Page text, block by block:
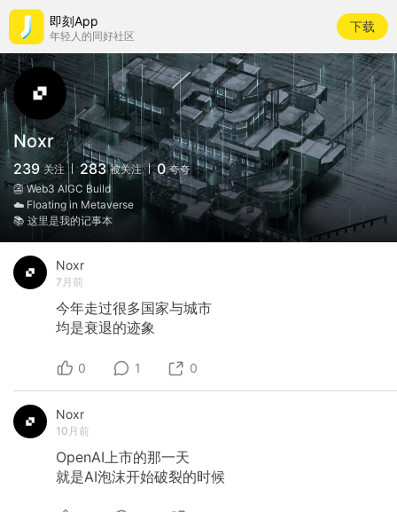
即刻App
年轻人的同好社区
下载
Noxr
239 关注 283 被关注 0 夸夸
👺 Web3 AIGC Build
☁️ Floating in Metaverse
📚 这里是我的记事本
Noxr
7月前
今年走过很多国家与城市
均是衰退的迹象
0 1 0
Noxr
10月前
OpenAI上市的那一天
就是AI泡沫开始破裂的时候